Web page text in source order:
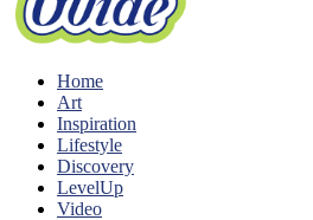
Home
Art
Inspiration
Lifestyle
Discovery
LevelUp
Video